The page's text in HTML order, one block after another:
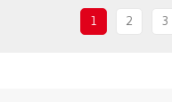
1 2 3